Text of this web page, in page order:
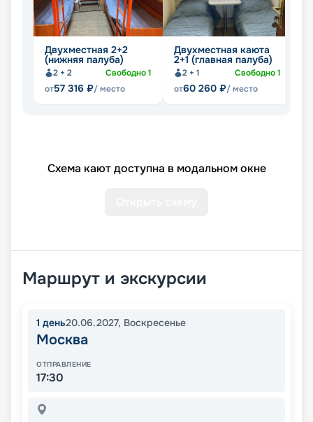
Двухместная 2+2
(нижняя палуба)
2 + 2 Свободно1
от57 316 ₽/ место
Двухместная каюта
2+1 (главная палуба)
2 + 1 Свободно1
от60 260 ₽/ место
Схема кают доступна в модальном окне
Маршрут и экскурсии
1 день20.06.2027, Воскресенье
Москва
ОТПРАВЛЕНИЕ
17:30